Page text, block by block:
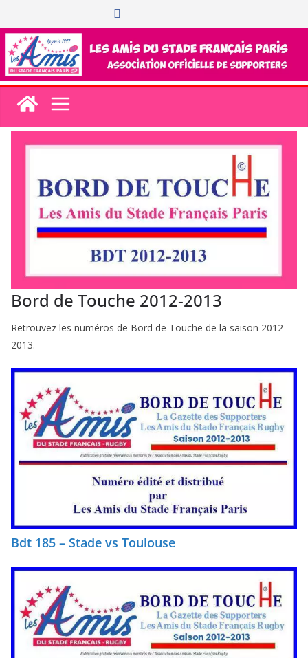
au
contenu
Bord de Touche 2012-2013
Retrouvez les numéros de Bord de Touche de la saison 2012-
2013.
Bdt 185 – Stade vs Toulouse